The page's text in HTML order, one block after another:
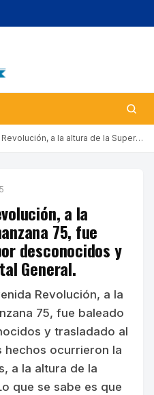
Sobre la avenida Revolución, a la altura de la Supermanzana 75, …
a la
75, fue
desconocidos y
General.
Revolución, a la
75, fue baleado
y trasladado al
hechos ocurrieron la
a la altura de la
que se sabe es que